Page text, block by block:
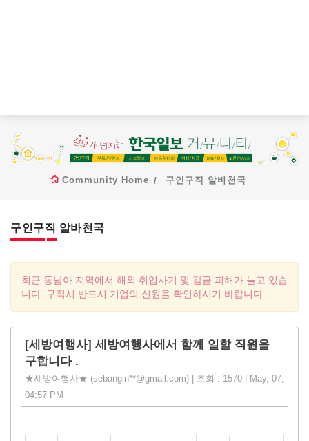
Community Home 구인구직 알바천국
구인구직 알바천국
최근 동남아 지역에서 해외 취업사기 및 감금 피해가 늘고 있습
니다. 구직시 반드시 기업의 신원을 확인하시기 바랍니다.
[세방여행사] 세방여행사에서 함께 일할 직원을
구합니다 .
★세방여행사★ (sebangin**@gmail.com) | 조회 : 1570 | May, 07,
04:57 PM